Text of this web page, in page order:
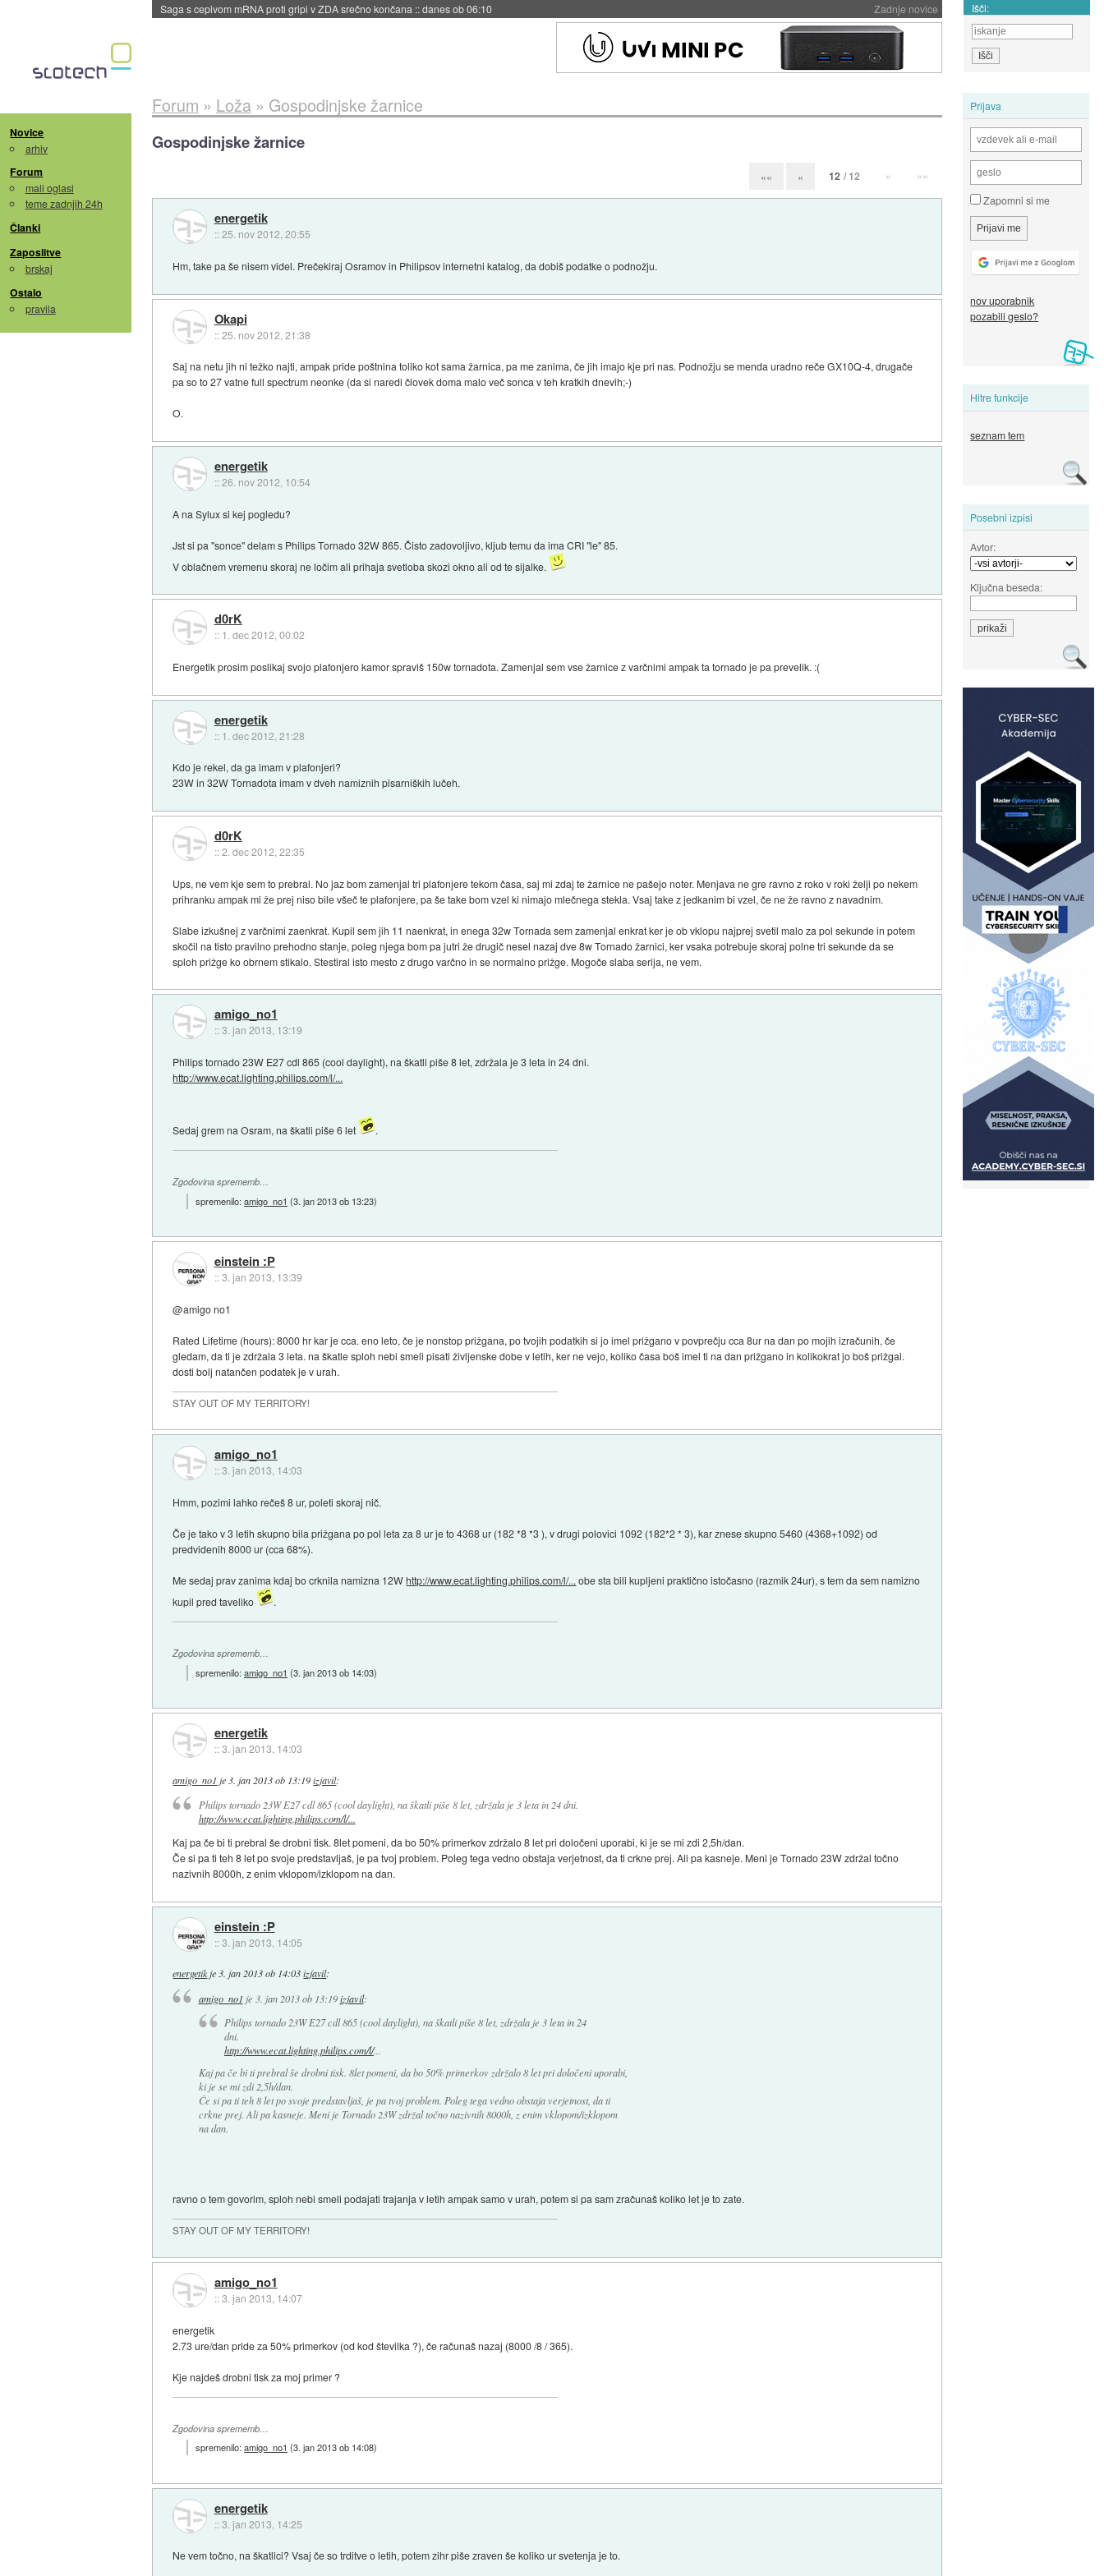
Zadnje novice
BMW v vozilih začel predvajati reklame::danes ob 06:09 Išči:
Novice
arhiv
Forum
mali oglasi
teme zadnjih 24h
Članki
Zaposlitve
brskaj
Ostalo
pravila
Prijava
Zapomni si me
nov uporabnik
pozabili geslo?
Hitre funkcije
seznam tem
Posebni izpisi
Avtor:
Ključna beseda:
Forum » Loža» Gospodinjske žarnice
Gospodinjske žarnice
«« « 12 / 12 » »»
energetik
::25. nov 2012, 20:55
Hm, take pa še nisem videl. Prečekiraj Osramov in Philipsov internetni katalog, da dobiš podatke o podnožju.
Okapi
::25. nov 2012, 21:38
Saj na netu jih ni težko najti, ampak pride poštnina toliko kot sama žarnica, pa me zanima, če jih imajo kje pri nas. Podnožju se menda uradno reče GX10Q-4, drugače
pa so to 27 vatne full spectrum neonke (da si naredi človek doma malo več sonca v teh kratkih dnevih;-)
O.
energetik
::26. nov 2012, 10:54
A na Sylux si kej pogledu?
Jst si pa "sonce" delam s Philips Tornado 32W 865. Čisto zadovoljivo, kljub temu da ima CRI "le" 85.
V oblačnem vremenu skoraj ne ločim ali prihaja svetloba skozi okno ali od te sijalke.
d0rK
:: 1. dec 2012, 00:02
Energetik prosim poslikaj svojo plafonjero kamor spraviš 150w tornadota. Zamenjal sem vse žarnice z varčnimi ampak ta tornado je pa prevelik. :(
energetik
:: 1. dec 2012, 21:28
Kdo je rekel, da ga imam v plafonjeri?
23W in 32W Tornadota imam v dveh namiznih pisarniških lučeh.
d0rK
::2. dec 2012, 22:35
Ups, ne vem kje sem to prebral. No jaz bom zamenjal tri plafonjere tekom časa, saj mi zdaj te žarnice ne pašejo noter. Menjava ne gre ravno z roko v roki želji po nekem
prihranku ampak mi že prej niso bile všeč te plafonjere, pa še take bom vzel ki nimajo mlečnega stekla. Vsaj take z jedkanim bi vzel, če ne že ravno z navadnim.
Slabe izkušnej z varčnimi zaenkrat. Kupil sem jih 11 naenkrat, in enega 32w Tornada sem zamenjal enkrat ker je ob vklopu najprej svetil malo za pol sekunde in potem
skočil na tisto pravilno prehodno stanje, poleg njega bom pa jutri že drugič nesel nazaj dve 8w Tornado žarnici, ker vsaka potrebuje skoraj polne tri sekunde da se
sploh prižge ko obrnem stikalo. Stestiral isto mesto z drugo varčno in se normalno prižge. Mogoče slaba serija, ne vem.
amigo_no1
::3. jan 2013, 13:19
Philips tornado 23W E27 cdl 865 (cool daylight), na škatli piše 8 let, zdržala je 3 leta in 24 dni.
http://www.ecat.lighting.philips.com/l/...
Sedaj grem na Osram, na škatli piše 6 let .
Zgodovina sprememb…
spremenilo:amigo_no1 (3. jan 2013 ob 13:23)
einstein :P
::3. jan 2013, 13:39
@amigo no1
Rated Lifetime (hours): 8000 hr kar je cca. eno leto, če je nonstop prižgana, po tvojih podatkih si jo imel prižgano v povprečju cca 8ur na dan po mojih izračunih, če
gledam, da ti je zdržala 3 leta. na škatle sploh nebi smeli pisati življenske dobe v letih, ker ne vejo, koliko časa boš imel ti na dan prižgano in kolikokrat jo boš prižgal.
dosti bolj natančen podatek je v urah.
STAY OUT OF MY TERRITORY!
amigo_no1
::3. jan 2013, 14:03
Hmm, pozimi lahko rečeš 8 ur, poleti skoraj nič.
Če je tako v 3 letih skupno bila prižgana po pol leta za 8 ur je to 4368 ur (182 *8 *3 ), v drugi polovici 1092 (182*2 * 3), kar znese skupno 5460 (4368+1092) od
predvidenih 8000 ur (cca 68%).
Me sedaj prav zanima kdaj bo crknila namizna 12Whttp://www.ecat.lighting.philips.com/l/... obe sta bili kupljeni praktično istočasno (razmik 24ur), s tem da sem namizno
kupil pred taveliko
.
Zgodovina sprememb…
spremenilo:amigo_no1 (3. jan 2013 ob 14:03)
energetik
::3. jan 2013, 14:03
amigo_no1 je 3. jan 2013 ob 13:19 izjavil:
Philips tornado 23W E27 cdl 865 (cool daylight), na škatli piše 8 let, zdržala je 3 leta in 24 dni.
http://www.ecat.lighting.philips.com/l/...
Kaj pa če bi ti prebral še drobni tisk. 8let pomeni, da bo 50% primerkov zdržalo 8 let pri določeni uporabi, ki je se mi zdi 2,5h/dan.
Če si pa ti teh 8 let po svoje predstavljaš, je pa tvoj problem. Poleg tega vedno obstaja verjetnost, da ti crkne prej. Ali pa kasneje. Meni je Tornado 23W zdržal točno
nazivnih 8000h, z enim vklopom/izklopom na dan.
einstein :P
::3. jan 2013, 14:05
energetikje3. jan 2013 ob 14:03 izjavil:
amigo_no1 je 3. jan 2013 ob 13:19 izjavil:
Philips tornado 23W E27 cdl 865 (cool daylight), na škatli piše 8 let, zdržala je 3 leta in 24
dni.
http://www.ecat.lighting.philips.com/l/...
Kaj pa če bi ti prebral še drobni tisk. 8let pomeni, da bo 50% primerkov zdržalo 8 let pri določeni uporabi,
ki je se mi zdi 2,5h/dan.
Če si pa ti teh 8 let po svoje predstavljaš, je pa tvoj problem. Poleg tega vedno obstaja verjetnost, da ti
crkne prej. Ali pa kasneje. Meni je Tornado 23W zdržal točno nazivnih 8000h, z enim vklopom/izklopom
na dan.
ravno o tem govorim, sploh nebi smeli podajati trajanja v letih ampak samo v urah, potem si pa sam zračunaš koliko let je to zate.
STAY OUT OF MY TERRITORY!
amigo_no1
::3. jan 2013, 14:07
energetik
2.73 ure/dan pride za 50% primerkov (od kod številka ?), če računaš nazaj (8000 /8 / 365).
Kje najdeš drobni tisk za moj primer ?
Zgodovina sprememb…
spremenilo:amigo_no1 (3. jan 2013 ob 14:08)
energetik
::3. jan 2013, 14:25
Ne vem točno, na škatlici? Vsaj če so trditve o letih, potem zihr piše zraven še koliko ur svetenja je to.